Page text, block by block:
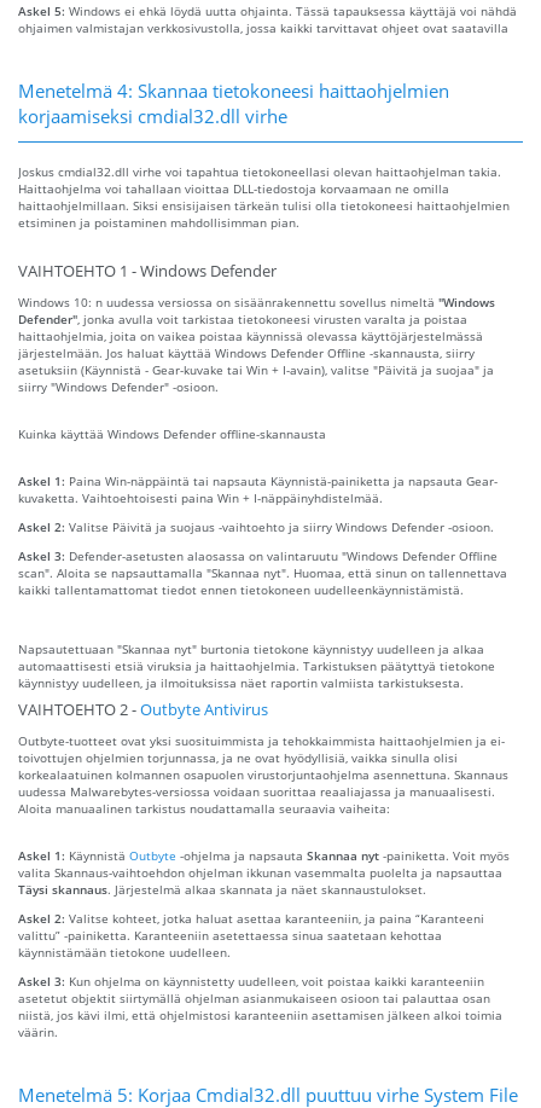
Askel 5: Windows ei ehkä löydä uutta ohjainta. Tässä tapauksessa käyttäjä voi nähdä
ohjaimen valmistajan verkkosivustolla, jossa kaikki tarvittavat ohjeet ovat saatavilla
Menetelmä 4: Skannaa tietokoneesi haittaohjelmien
korjaamiseksi cmdial32.dll virhe
Joskus cmdial32.dll virhe voi tapahtua tietokoneellasi olevan haittaohjelman takia.
Haittaohjelma voi tahallaan vioittaa DLL-tiedostoja korvaamaan ne omilla
haittaohjelmillaan. Siksi ensisijaisen tärkeän tulisi olla tietokoneesi haittaohjelmien
etsiminen ja poistaminen mahdollisimman pian.
VAIHTOEHTO 1 - Windows Defender
Windows 10: n uudessa versiossa on sisäänrakennettu sovellus nimeltä "Windows
Defender" , jonka avulla voit tarkistaa tietokoneesi virusten varalta ja poistaa
haittaohjelmia, joita on vaikea poistaa käynnissä olevassa käyttöjärjestelmässä
järjestelmään. Jos haluat käyttää Windows Defender Offline -skannausta, siirry
asetuksiin (Käynnistä - Gear-kuvake tai Win + I-avain), valitse "Päivitä ja suojaa" ja
siirry "Windows Defender" -osioon.
Kuinka käyttää Windows Defender offline-skannausta
Askel 1: Paina Win-näppäintä tai napsauta Käynnistä-painiketta ja napsauta Gear-
kuvaketta. Vaihtoehtoisesti paina Win + I-näppäinyhdistelmää.
Askel 2: Valitse Päivitä ja suojaus -vaihtoehto ja siirry Windows Defender -osioon.
Askel 3: Defender-asetusten alaosassa on valintaruutu "Windows Defender Offline
scan". Aloita se napsauttamalla "Skannaa nyt". Huomaa, että sinun on tallennettava
kaikki tallentamattomat tiedot ennen tietokoneen uudelleenkäynnistämistä.
Napsautettuaan "Skannaa nyt" burtonia tietokone käynnistyy uudelleen ja alkaa
automaattisesti etsiä viruksia ja haittaohjelmia. Tarkistuksen päätyttyä tietokone
käynnistyy uudelleen, ja ilmoituksissa näet raportin valmiista tarkistuksesta.
VAIHTOEHTO 2 -Outbyte Antivirus
Outbyte-tuotteet ovat yksi suosituimmista ja tehokkaimmista haittaohjelmien ja ei-
toivottujen ohjelmien torjunnassa, ja ne ovat hyödyllisiä, vaikka sinulla olisi
korkealaatuinen kolmannen osapuolen virustorjuntaohjelma asennettuna. Skannaus
uudessa Malwarebytes-versiossa voidaan suorittaa reaaliajassa ja manuaalisesti.
Aloita manuaalinen tarkistus noudattamalla seuraavia vaiheita:
Askel 1: Käynnistä Outbyte -ohjelma ja napsauta Skannaa nyt -painiketta. Voit myös
valita Skannaus-vaihtoehdon ohjelman ikkunan vasemmalta puolelta ja napsauttaa
Täysi skannaus. Järjestelmä alkaa skannata ja näet skannaustulokset.
Askel 2: Valitse kohteet, jotka haluat asettaa karanteeniin, ja paina “Karanteeni
valittu” -painiketta. Karanteeniin asetettaessa sinua saatetaan kehottaa
käynnistämään tietokone uudelleen.
Askel 3: Kun ohjelma on käynnistetty uudelleen, voit poistaa kaikki karanteeniin
asetetut objektit siirtymällä ohjelman asianmukaiseen osioon tai palauttaa osan
niistä, jos kävi ilmi, että ohjelmistosi karanteeniin asettamisen jälkeen alkoi toimia
väärin.
Menetelmä 5: Korjaa Cmdial32.dll puuttuu virhe System File